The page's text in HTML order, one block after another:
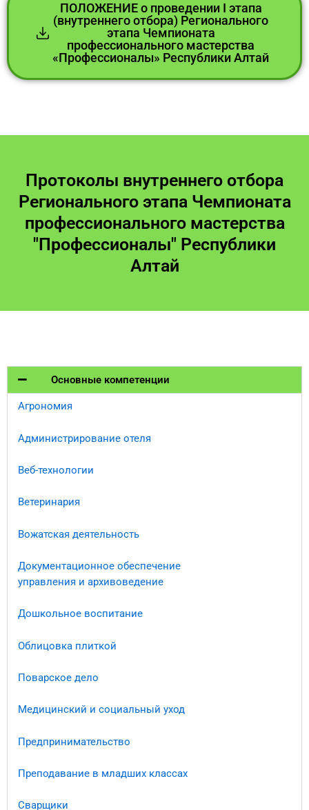
ПОЛОЖЕНИЕ о проведении I этапа
(внутреннего отбора) Регионального
этапа Чемпионата
профессионального мастерства
«Профессионалы» Республики Алтай
Протоколы внутреннего отбора
Регионального этапа Чемпионата
профессионального мастерства
"Профессионалы" Республики
Алтай
Основные компетенции​
Агрономия
Администрирование отеля
Веб-технологии
Ветеринария
Вожатская деятельность
Документационное обеспечение
управления и архивоведение​
Дошкольное воспитание
Облицовка плиткой
Поварское дело
Медицинский и социальный уход
Предпринимательство
Преподавание в младших классах
Сварщики